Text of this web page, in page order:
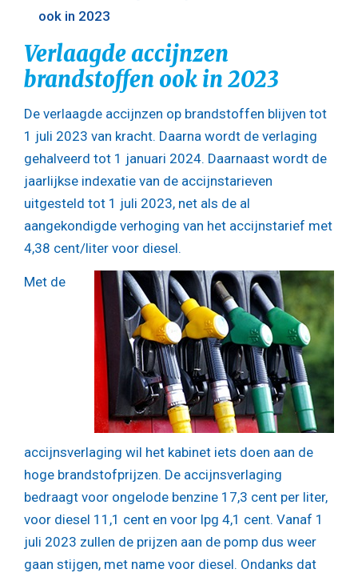
ook in 2023
Verlaagde accijnzen
brandstoffen ook in 2023
De verlaagde accijnzen op brandstoffen blijven tot
1 juli 2023 van kracht. Daarna wordt de verlaging
gehalveerd tot 1 januari 2024. Daarnaast wordt de
jaarlijkse indexatie van de accijnstarieven
uitgesteld tot 1 juli 2023, net als de al
aangekondigde verhoging van het accijnstarief met
4,38 cent/liter voor diesel.
Met de
accijnsverlaging wil het kabinet iets doen aan de
hoge brandstofprijzen. De accijnsverlaging
bedraagt voor ongelode benzine 17,3 cent per liter,
voor diesel 11,1 cent en voor lpg 4,1 cent. Vanaf 1
juli 2023 zullen de prijzen aan de pomp dus weer
gaan stijgen, met name voor diesel. Ondanks dat